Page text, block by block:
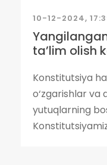
10-12-2024,
ta’lim olish
Konstitutsiya
o‘zgarishlar va
yutuqlarning